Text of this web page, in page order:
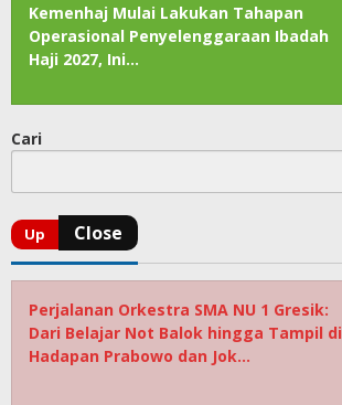
Kemenhaj Mulai Lakukan Tahapan
Operasional Penyelenggaraan Ibadah
Haji 2027, Ini…
Cari
Perjalanan Orkestra SMA NU 1 Gresik:
Dari Belajar Not Balok hingga Tampil di
Hadapan Prabowo dan Jok…